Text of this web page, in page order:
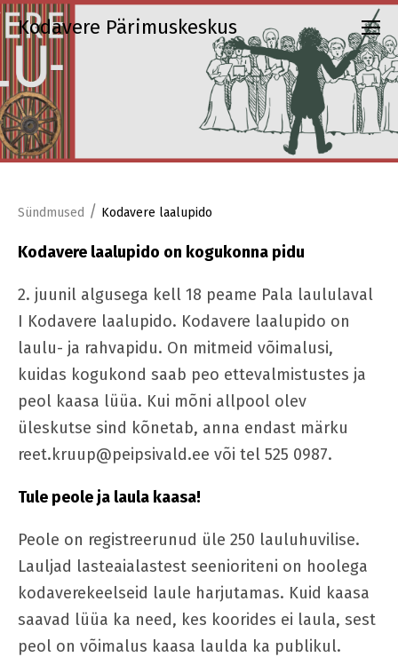
Kodavere Pärimuskeskus
Sündmused / Kodavere laalupido
Kodavere laalupido on kogukonna pidu
2. juunil algusega kell 18 peame Pala laululaval
I Kodavere laalupido. Kodavere laalupido on
laulu- ja rahvapidu. On mitmeid võimalusi,
kuidas kogukond saab peo ettevalmistustes ja
peol kaasa lüüa. Kui mõni allpool olev
üleskutse sind kõnetab, anna endast märku
reet.kruup@peipsivald.ee või tel 525 0987.
Tule peole ja laula kaasa!
Peole on registreerunud üle 250 lauluhuvilise.
Lauljad lasteaialastest seenioriteni on hoolega
kodaverekeelseid laule harjutamas. Kuid kaasa
saavad lüüa ka need, kes koorides ei laula, sest
peol on võimalus kaasa laulda ka publikul.